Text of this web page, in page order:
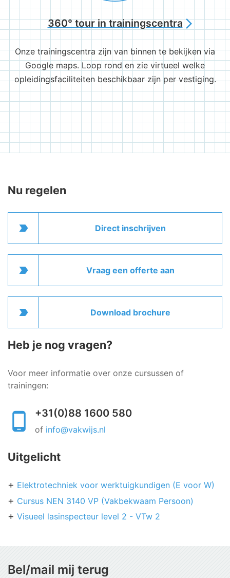
360° tour in trainingscentra arrow_forward_ios
Onze trainingscentra zijn van binnen te bekijken via
Google maps. Loop rond en zie virtueel welke
opleidingsfaciliteiten beschikbaar zijn per vestiging.
Nu regelen
label_important Direct inschrijven
label_important Vraag een offerte aan
label_important Download brochure
Heb je nog vragen?
Voor meer informatie over onze cursussen of
trainingen:
+31(0)88 1600 580
of info@vakwijs.nl
Uitgelicht
Elektrotechniek voor werktuigkundigen (E voor W)
Cursus NEN 3140 VP (Vakbekwaam Persoon)
Visueel lasinspecteur level 2 - VTw 2
Bel/mail mij terug